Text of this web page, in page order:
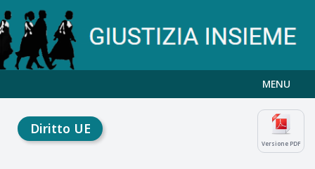
MENU
Versione PDF
Diritto UE